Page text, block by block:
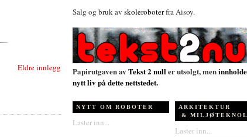
Eldre innlegg
Salg og bruk av skoleroboterfra Aisoy.
Papirutgaven av Tekst 2 null er utsolgt, men
nytt liv på dette nettstedet.
NYTT OM ROBOTER
Laster inn...
ARKITEKTUR
&
Laster inn...